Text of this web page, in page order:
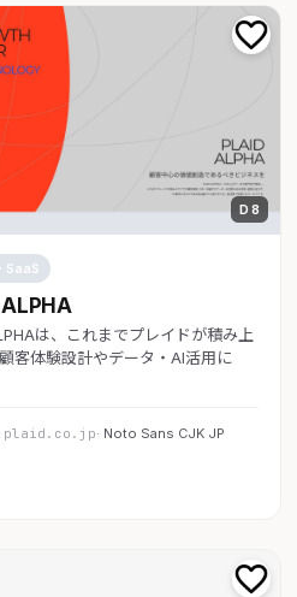
D 8
SaaS
は、これまでプレイドが積み上
客体験設計やデータ・AI活用に
· Noto Sans CJK JP